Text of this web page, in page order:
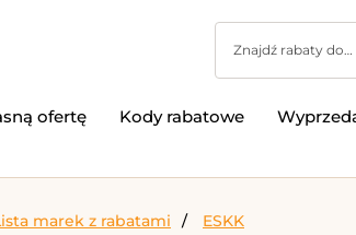
ofertę Kody rabatowe
marek z rabatami ESKK